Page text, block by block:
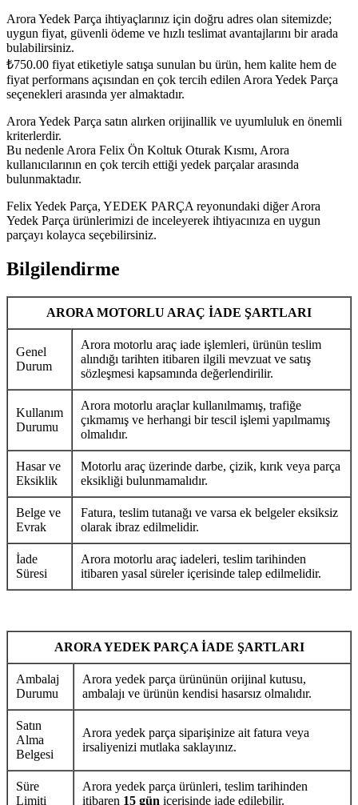
Arora Yedek Parça ihtiyaçlarınız için doğru adres olan sitemizde;
uygun fiyat, güvenli ödeme ve hızlı teslimat avantajlarını bir arada
bulabilirsiniz.
₺750.00 fiyat etiketiyle satışa sunulan bu ürün, hem kalite hem de
fiyat performans açısından en çok tercih edilen Arora Yedek Parça
seçenekleri arasında yer almaktadır.
Arora Yedek Parça satın alırken orijinallik ve uyumluluk en önemli
kriterlerdir.
Bu nedenle Arora Felix Ön Koltuk Oturak Kısmı, Arora
kullanıcılarının en çok tercih ettiği yedek parçalar arasında
bulunmaktadır.
Felix Yedek Parça, YEDEK PARÇA reyonundaki diğer Arora
Yedek Parça ürünlerimizi de inceleyerek ihtiyacınıza en uygun
parçayı kolayca seçebilirsiniz.
Bilgilendirme
ARORA MOTORLU ARAÇ İADE ŞARTLARI
Genel
Durum
Arora motorlu araç iade işlemleri, ürünün teslim
alındığı tarihten itibaren ilgili mevzuat ve satış
sözleşmesi kapsamında değerlendirilir.
Kullanım
Durumu
Arora motorlu araçlar kullanılmamış, trafiğe
çıkmamış ve herhangi bir tescil işlemi yapılmamış
olmalıdır.
Hasar ve
Eksiklik
Motorlu araç üzerinde darbe, çizik, kırık veya parça
eksikliği bulunmamalıdır.
Belge ve
Evrak
Fatura, teslim tutanağı ve varsa ek belgeler eksiksiz
olarak ibraz edilmelidir.
İade
Süresi
Arora motorlu araç iadeleri, teslim tarihinden
itibaren yasal süreler içerisinde talep edilmelidir.
ARORA YEDEK PARÇA İADE ŞARTLARI
Ambalaj
Durumu
Arora yedek parça ürününün orijinal kutusu,
ambalajı ve ürünün kendisi hasarsız olmalıdır.
Satın
Alma
Belgesi
Arora yedek parça siparişinize ait fatura veya
irsaliyenizi mutlaka saklayınız.
Süre
Limiti
Arora yedek parça ürünleri, teslim tarihinden
itibaren 15 gün içerisinde iade edilebilir.